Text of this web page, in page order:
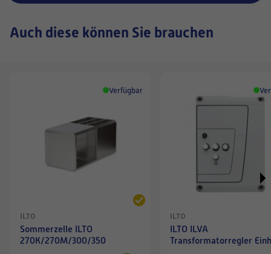
Auch diese können Sie brauchen
Verfügbar
ILTO
Sommerzelle ILTO
270K/270M/300/350
ILTO
ILTO ILVA
Transformatorregler